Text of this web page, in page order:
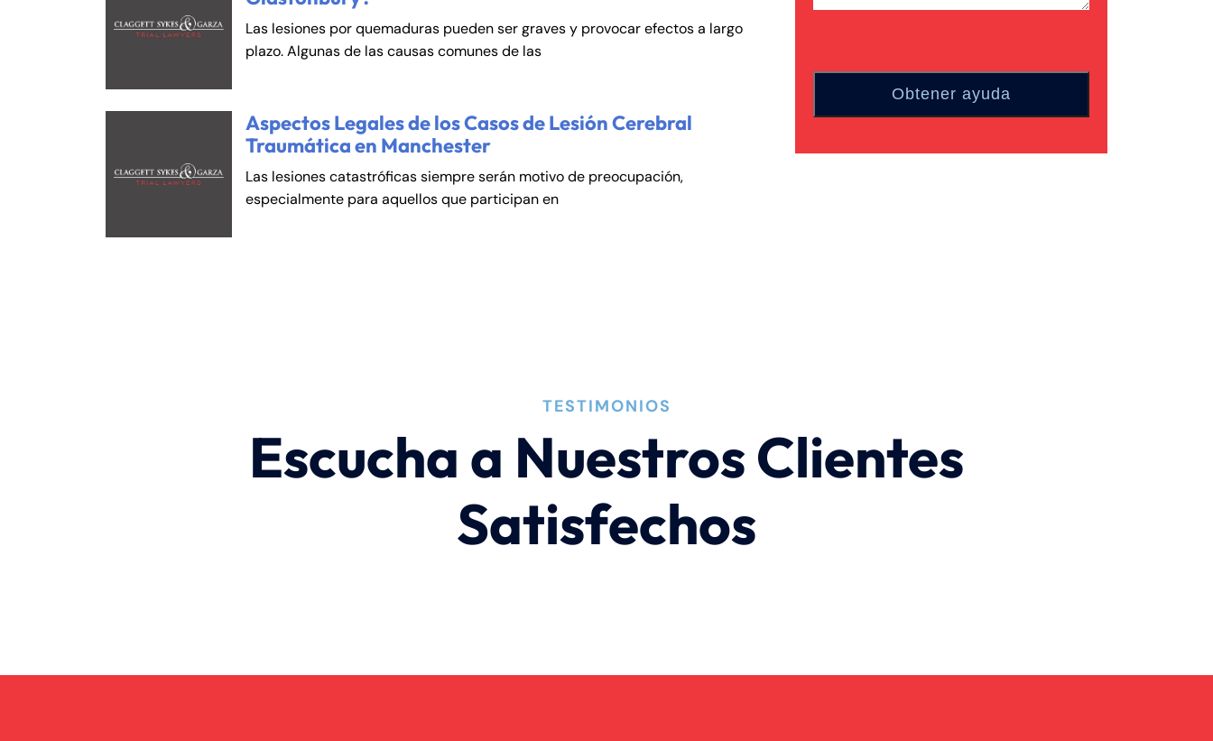
Las lesiones por quemaduras pueden ser graves y provocar efectos a largo
plazo. Algunas de las causas comunes de las
Aspectos Legales de los Casos de Lesión Cerebral
Traumática en Manchester
Las lesiones catastróficas siempre serán motivo de preocupación,
especialmente para aquellos que participan en
TESTIMONIOS
Escucha a Nuestros Clientes
Satisfechos